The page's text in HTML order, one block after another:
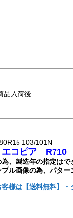
品入荷後
103/101N
コピア R710
、製造年の指定はで
プル画像の為、パタ
様は【送料無料】